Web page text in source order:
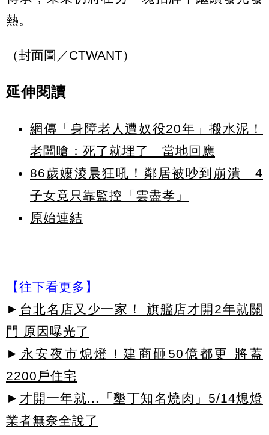
熱。
（封面圖／CTWANT）
延伸閱讀
網傳「身障老人遭奴役20年」搬水泥！
老闆嗆：死了就埋了 當地回應
86歲嬤淩晨狂吼！鄰居被吵到崩潰 4
子女竟只靠監控「雲盡孝」
原始連結
【往下看更多】
► 台北名店又少一家！ 旗艦店才開2年就關
門 原因曝光了
► 永安夜市熄燈！建商砸50億都更 將蓋
2200戶住宅
► 才開一年就...「墾丁知名燒肉」5/14熄燈
業者無奈全說了